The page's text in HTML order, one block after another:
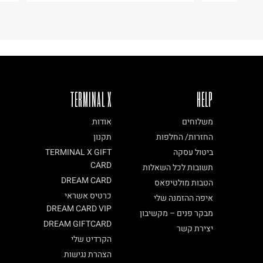
TERMINAL X
אודות
תקנון
TERMINAL X GIFT
CARD
DREAM CARD
כרטיס אשראי
DREAM CARD VIP
DREAM GIFTCARD
הקרדיט שלי
הצהרת נגישות
HELP
משלוחים
החזרות/ החלפות
ביטול עסקה
תשובות לכל השאלות
הטבות מולטיפאס
איפה ההזמנה שלי
מבקר פנים – מקשיבון
יצירת קשר